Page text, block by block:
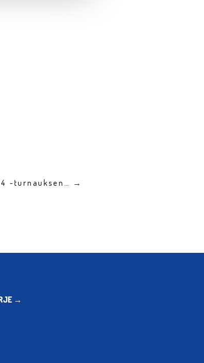
-turnauksen… →
→